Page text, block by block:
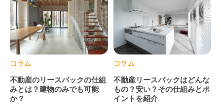
コラム
不動産のリースバックの仕組
みとは？建物のみでも可能
か？
コラム
不動産リースバックはどんな
もの？安い？その仕組みとポ
イントを紹介